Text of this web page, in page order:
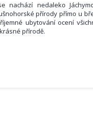
nachází nedaleko
přírody přímo u
ubytování ocení
přírodě.
Každý pokoj je
zařízením (koupelna s WC